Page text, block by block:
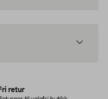
Fri retur